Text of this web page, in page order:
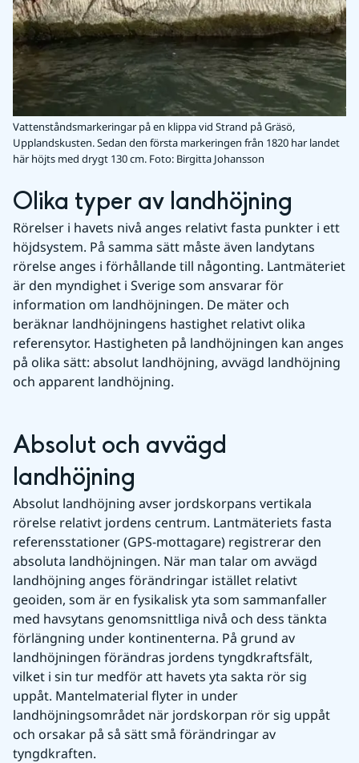
Vattenståndsmarkeringar på en klippa vid Strand på Gräsö,
Upplandskusten. Sedan den första markeringen från 1820 har landet
här höjts med drygt 130 cm. Foto: Birgitta Johansson
Olika typer av landhöjning
Rörelser i havets nivå anges relativt fasta punkter i ett
höjdsystem. På samma sätt måste även landytans
rörelse anges i förhållande till någonting. Lantmäteriet
är den myndighet i Sverige som ansvarar för
information om landhöjningen. De mäter och
beräknar landhöjningens hastighet relativt olika
referensytor. Hastigheten på landhöjningen kan anges
på olika sätt: absolut landhöjning, avvägd landhöjning
och apparent landhöjning.
Absolut och avvägd
landhöjning
Absolut landhöjning avser jordskorpans vertikala
rörelse relativt jordens centrum. Lantmäteriets fasta
referensstationer (GPS-mottagare) registrerar den
absoluta landhöjningen. När man talar om avvägd
landhöjning anges förändringar istället relativt
geoiden, som är en fysikalisk yta som sammanfaller
med havsytans genomsnittliga nivå och dess tänkta
förlängning under kontinenterna. På grund av
landhöjningen förändras jordens tyngdkraftsfält,
vilket i sin tur medför att havets yta sakta rör sig
uppåt. Mantelmaterial flyter in under
landhöjningsområdet när jordskorpan rör sig uppåt
och orsakar på så sätt små förändringar av
tyngdkraften.